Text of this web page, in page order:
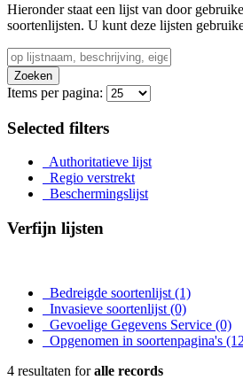
Hieronder staat een lijst van door
soortenlijsten. U kunt deze lijsten
Zoeken
Items per pagina:
Selected filters
Authoritatieve lijst
Regio verstrekt
Beschermingslijst
Verfijn lijsten
Bedreigde soortenlijst (1)
Invasieve soortenlijst (0)
Gevoelige Gegevens Service (0)
Opgenomen in soortenpagina's
4 resultaten foralle records